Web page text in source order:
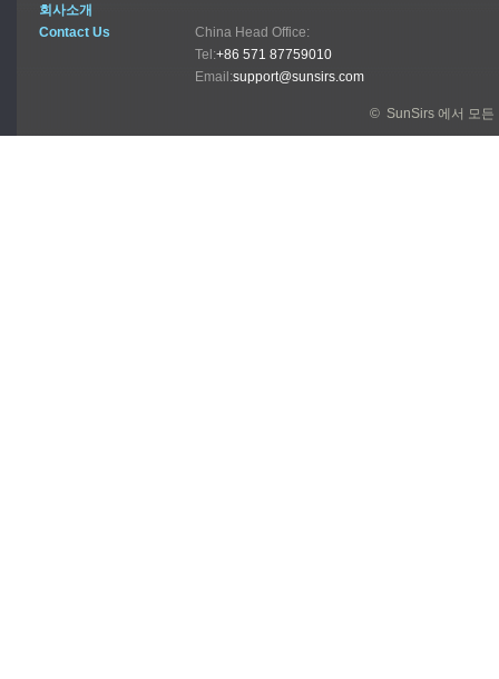
회사소개
Contact Us
China Head Office:
Tel:+86 571 87759010
Email:support@sunsirs.com
© SunSirs 에서 모